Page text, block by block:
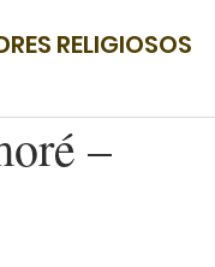
RELIGIOSOS
–